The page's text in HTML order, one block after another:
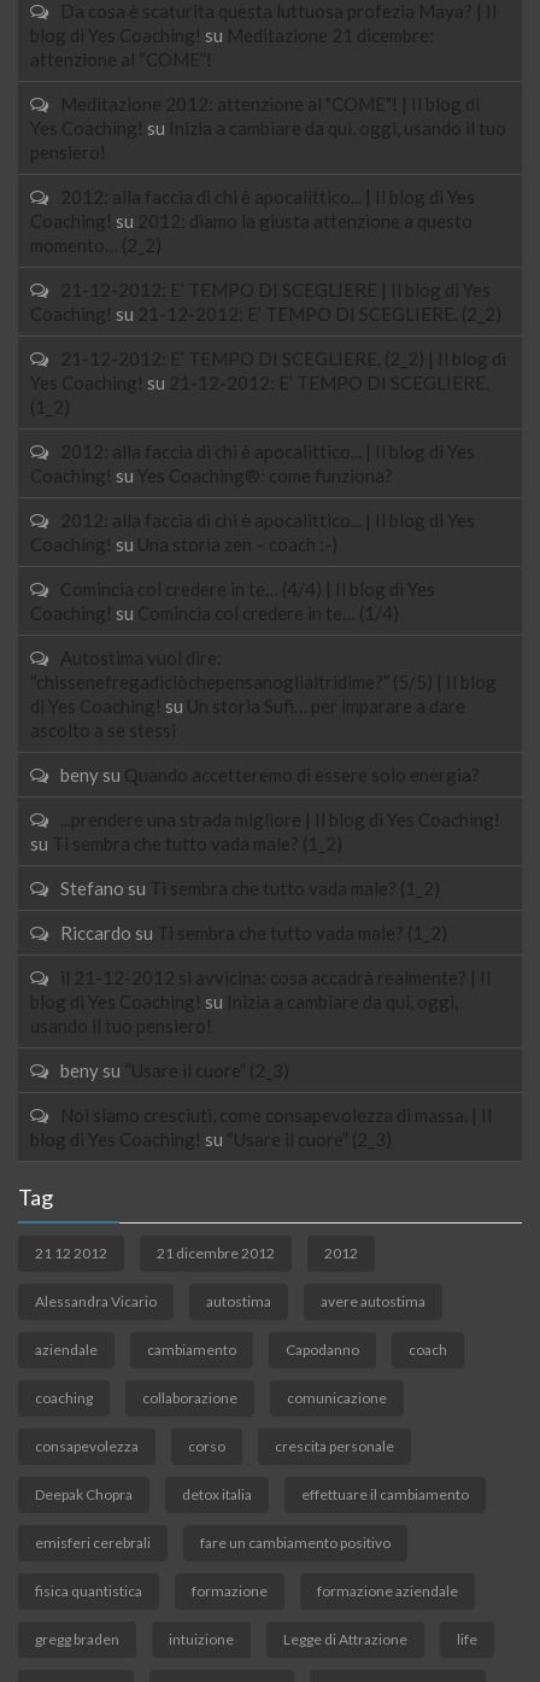
Da cosa è scaturita questa luttuosa profezia Maya? | Il
blog di Yes Coaching! su
Meditazione 21 dicembre:
attenzione al “COME”!
Meditazione 2012: attenzione al "COME"! | Il blog di
Yes Coaching! su
Inizia a cambiare da qui, oggi, usando il tuo
pensiero!
2012: alla faccia di chi è apocalittico... | Il blog di Yes
Coaching! su 2012: diamo la giusta attenzione a questo
momento… (2_2)
21-12-2012: E’ TEMPO DI SCEGLIERE | Il blog di Yes
Coaching! su 21-12-2012: E’ TEMPO DI SCEGLIERE. (2_2)
21-12-2012: E’ TEMPO DI SCEGLIERE. (2_2) | Il blog di
Yes Coaching! su 21-12-2012: E’ TEMPO DI SCEGLIERE.
(1_2)
2012: alla faccia di chi è apocalittico... | Il blog di Yes
Coaching! su Yes Coaching®: come funziona?
2012: alla faccia di chi è apocalittico... | Il blog di Yes
Coaching! su Una storia zen – coach :-)
Comincia col credere in te… (4/4) | Il blog di Yes
Coaching! su Comincia col credere in te… (1/4)
Autostima vuol dire:
“chissenefregadiciòchepensanoglialtridime?” (5/5) | Il blog
di Yes Coaching! su
Un storia Sufi… per imparare a dare
ascolto a se stessi
beny su Quando accetteremo di essere solo energia?
...prendere una strada migliore | Il blog di Yes Coaching!
su
Ti sembra che tutto vada male? (1_2)
Stefano su Ti sembra che tutto vada male? (1_2)
Riccardo su Ti sembra che tutto vada male? (1_2)
il 21-12-2012 si avvicina: cosa accadrà realmente? | Il
blog di Yes Coaching! su
Inizia a cambiare da qui, oggi,
usando il tuo pensiero!
beny su “Usare il cuore” (2_3)
Noi siamo cresciuti, come consapevolezza di massa. | Il
blog di Yes Coaching! su “Usare il cuore” (2_3)
Tag
21 12 2012 21 dicembre 2012 2012
Alessandra Vicario autostima avere autostima
aziendale cambiamento Capodanno coach
coaching collaborazione comunicazione
consapevolezza corso crescita personale
Deepak Chopra detox italia effettuare il cambiamento
emisferi cerebrali fare un cambiamento positivo
fisica quantistica formazione formazione aziendale
gregg braden intuizione Legge di Attrazione life